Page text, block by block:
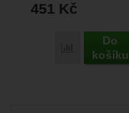
451 Kč
Porovnat
Do
košíku